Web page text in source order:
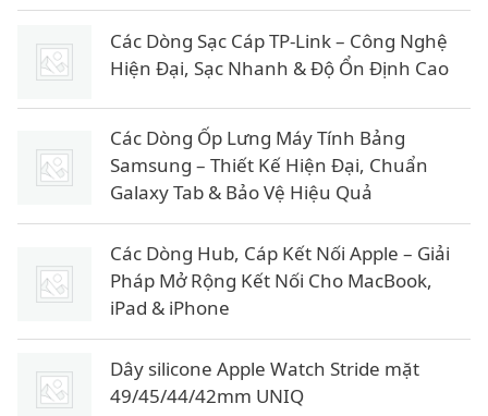
Các Dòng Sạc Cáp TP-Link – Công Nghệ
Hiện Đại, Sạc Nhanh & Độ Ổn Định Cao
Các Dòng Ốp Lưng Máy Tính Bảng
Samsung – Thiết Kế Hiện Đại, Chuẩn
Galaxy Tab & Bảo Vệ Hiệu Quả
Các Dòng Hub, Cáp Kết Nối Apple – Giải
Pháp Mở Rộng Kết Nối Cho MacBook,
iPad & iPhone
Dây silicone Apple Watch Stride mặt
49/45/44/42mm UNIQ